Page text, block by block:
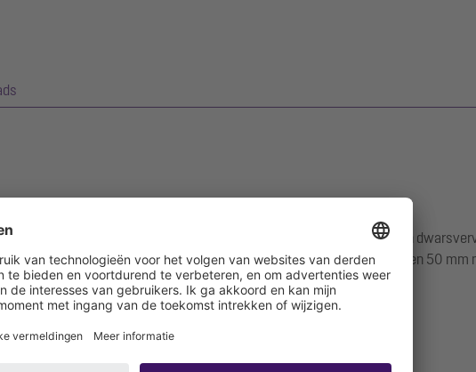
gebeitst) is uitgerust met geslepen roosterlamellen, langs- en
(bijv. epoxyhars) en heeft rondom een lijmrand (6 mm diep en 50 mm
afdichtingen.
vochtpenetratie)